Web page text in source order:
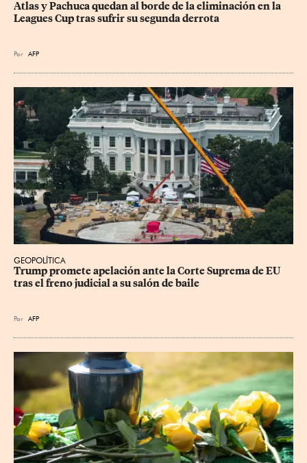
Atlas y Pachuca quedan al borde de la eliminación en la
Leagues Cup tras sufrir su segunda derrota
Por AFP
GEOPOLÍTICA
Trump promete apelación ante la Corte Suprema de EU
tras el freno judicial a su salón de baile
Por AFP